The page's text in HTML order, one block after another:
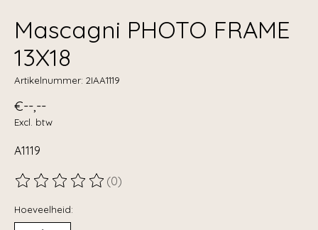
Mascagni PHOTO FRAME
13X18
Artikelnummer: 2IAA1119
€--,--
Excl. btw
A1119
De beoordeling van dit product is
(0)
Hoeveelheid: